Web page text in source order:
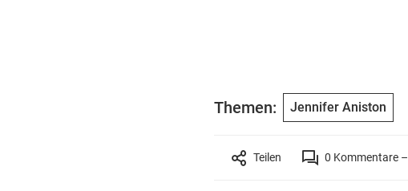
Themen: Jennifer Aniston
Teilen 0 Kommentare –